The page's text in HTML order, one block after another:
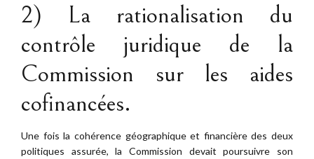
2) La rationalisation du
contrôle juridique de la
Commission sur les aides
cofinancées.
Une fois la cohérence géographique et financière des deux
politiques assurée, la Commission devait poursuivre son